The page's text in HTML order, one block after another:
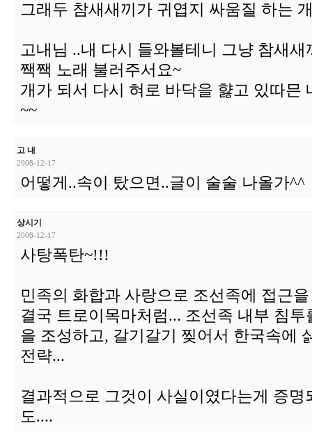
그래두 참새새끼가 귀엽지 싸움질 하는
고내님 ..내 다시 들와볼테니 그냥 참새
짹짹 노래 불러주서요~
개가 되서 다시 혀로 바닥을 햟고 있따믄
~~
고 내
2008-12-17
어떻게..속이 탔으면..글이 술술 나올가^^
상시기
2008-12-17
사탕폭탄~!!!
민족의 화합과 사랑으로 조선족에 접근
결국 트로이목마처럼... 조선족 내부 침
을 조성하고, 갈기갈기 찢어서 한국속에
전략...
결과적으로 그것이 사실이였다는게 증명
도....